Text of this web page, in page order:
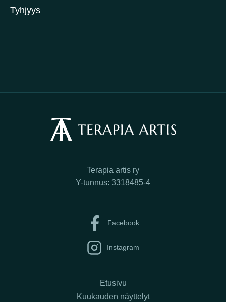
Tyhjyys
Terapia artis ry
Y-tunnus: 3318485-4
Facebook
Instagram
Etusivu
Kuukauden näyttelyt